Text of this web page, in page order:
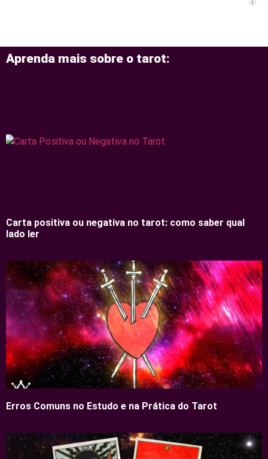
Aprenda mais sobre o tarot:
Carta positiva ou negativa no tarot: como saber qual
lado ler
Erros Comuns no Estudo e na Prática do Tarot